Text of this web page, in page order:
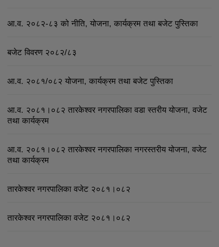
आ.व. २०८२-८३ को नीति, योजना, कार्यक्रम तथा बजेट पुस्तिका
बजेट विवरण २०८२/८३
आ.व. २०८१/०८२ योजना, कार्यक्रम तथा बजेट पुस्तिका
आ.व. २०८१।०८२ तारकेश्वर नगरपालिका वडा स्तरीय योजना, वजेट
तथा कार्यक्रम
आ.व. २०८१।०८२ तारकेश्वर नगरपालिका नगरस्तरीय योजना, वजेट
तथा कार्यक्रम
तारकेश्वर नगरपालिका वजेट २०८१।०८२
तारकेश्वर नगरपालिका वजेट २०८१।०८२